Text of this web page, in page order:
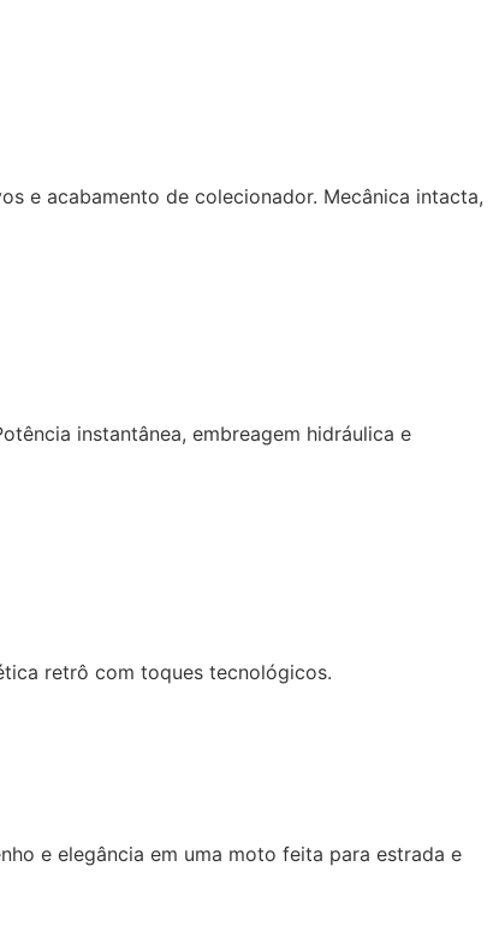
e acabamento de colecionador. Mecânica intacta,
instantânea, embreagem hidráulica e
retrô com toques tecnológicos.
e elegância em uma moto feita para estrada e